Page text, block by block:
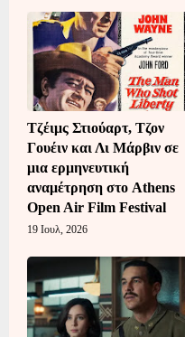
Τζέιμς Στιούαρτ, Τζον
Γουέιν και Λι Μάρβιν σε
μια ερμηνευτική
αναμέτρηση στο Athens
Open Air Film Festival
19 Ιουλ, 2026